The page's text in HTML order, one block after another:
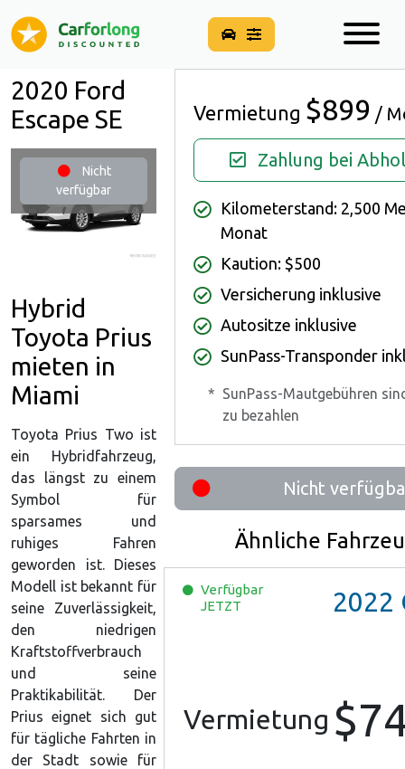
2020 Ford
Escape SE
Nicht
verfügbar
Vermietung $899 /
Zahlung bei
Kilometerstand: 2,500
Monat
Kaution: $500
Versicherung inklusive
Autositze inklusive
SunPass-Transponder
* SunPass-Mautgebühren
zu bezahlen
Nicht
Ähnliche
Verfügbar
JETZT
2022
Vermietung
Hybrid
Toyota Prius
mieten in
Miami
Toyota Prius Two ist
ein Hybridfahrzeug,
das längst zu einem
Symbol für
sparsames und
ruhiges Fahren
geworden ist. Dieses
Modell ist bekannt für
seine Zuverlässigkeit,
den niedrigen
Kraftstoffverbrauch
und seine
Praktikabilität. Der
Prius eignet sich gut
für tägliche Fahrten in
der Stadt sowie für